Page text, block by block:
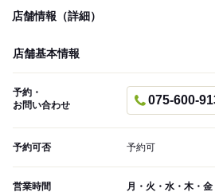
店舗情報（詳細）
店舗基本情報
予約・
お問い合わせ
075-600-
予約可否 予約可
営業時間 月・火・水・木・金